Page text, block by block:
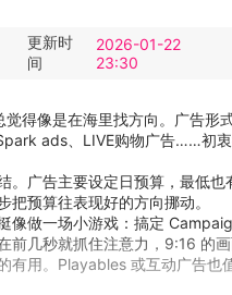
更新时
间
2026-01-22
23:30
觉得像是在海里找方向。广告
ads、LIVE购物广告……初
。广告主要设定日预算，最低
预算往表现好的方向挪动。
像做一场小游戏：搞定
前几秒就抓住注意力，9:16 的
有用。Playables 或互动广告